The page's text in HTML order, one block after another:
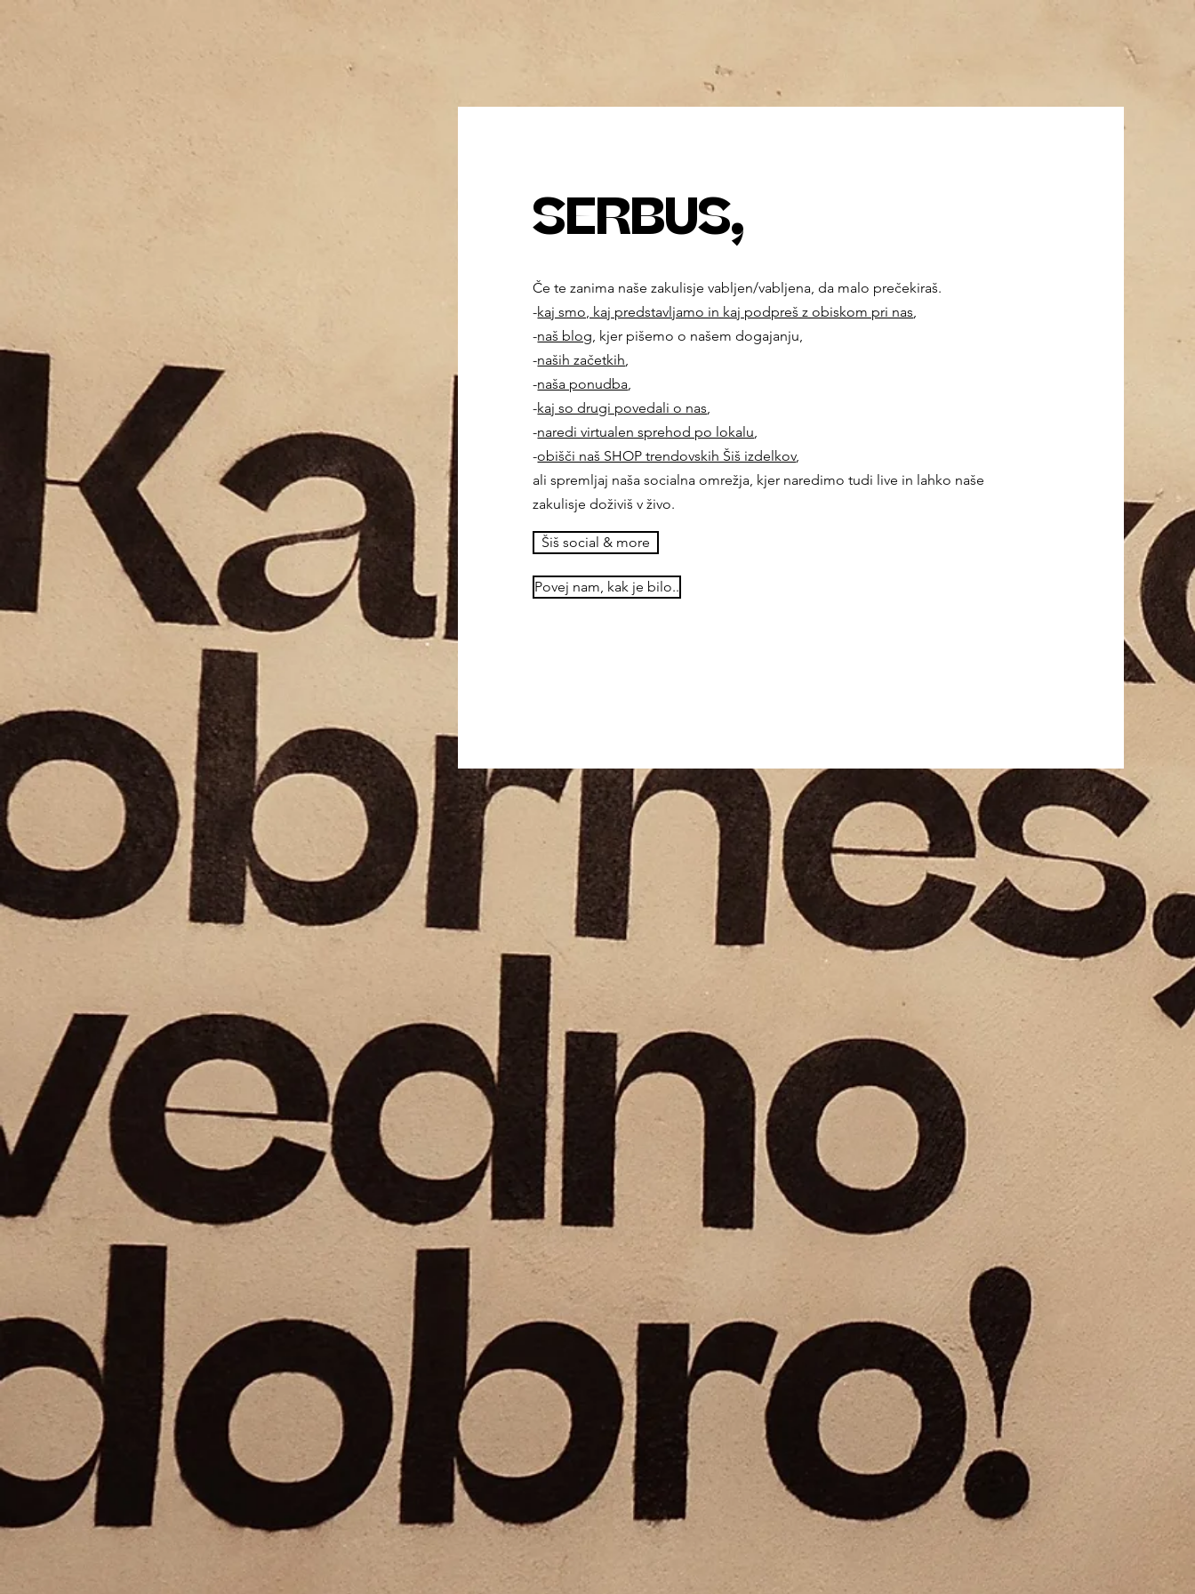
SERBUS,
Če te zanima naše zakulisje vabljen/vabljena, da malo prečekiraš.
-kaj smo, kaj predstavljamo in kaj podpreš z obiskom pri nas,
-naš blog, kjer pišemo o našem dogajanju,
-naših začetkih,
-naša ponudba,
-kaj so drugi povedali o nas,
-naredi virtualen sprehod po lokalu,
-obišči naš SHOP trendovskih Šiš izdelkov,
ali spremljaj naša socialna omrežja, kjer naredimo tudi live in lahko naše
zakulisje doživiš v živo.
Šiš social & more
Povej nam, kak je bilo..